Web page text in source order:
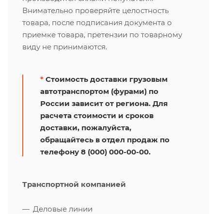
Внимательно проверяйте целостность
товара, после подписания документа о
приемке товара, претензии по товарному
виду не принимаются.
* Стоимость доставки грузовым
автотранспортом (фурами) по
России зависит от региона. Для
расчета стоимости и сроков
доставки, пожалуйста,
обращайтесь в отдел продаж по
телефону 8 (000) 000-00-00.
Транспортной компанией
Деловые линии